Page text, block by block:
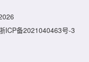
ICP备2021040463号-3